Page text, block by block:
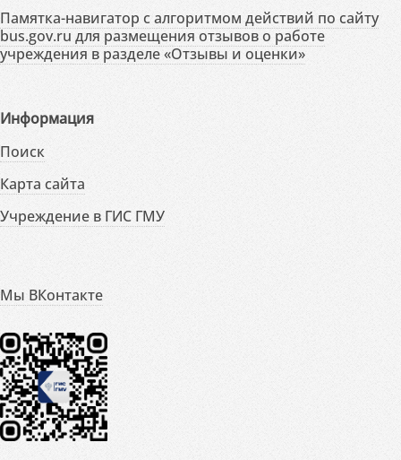
Памятка-навигатор с алгоритмом действий по сайту
bus.gov.ru для размещения отзывов о работе
учреждения в разделе «Отзывы и оценки»
Информация
Поиск
Карта сайта
Учреждение в ГИС ГМУ
Мы ВКонтакте